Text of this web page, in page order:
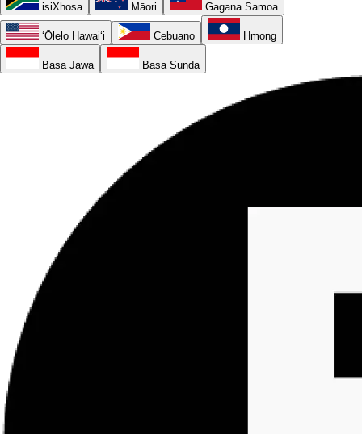
isiXhosa Māori Gagana Samoa
ʻŌlelo Hawaiʻi Cebuano Hmong
Basa Jawa Basa Sunda